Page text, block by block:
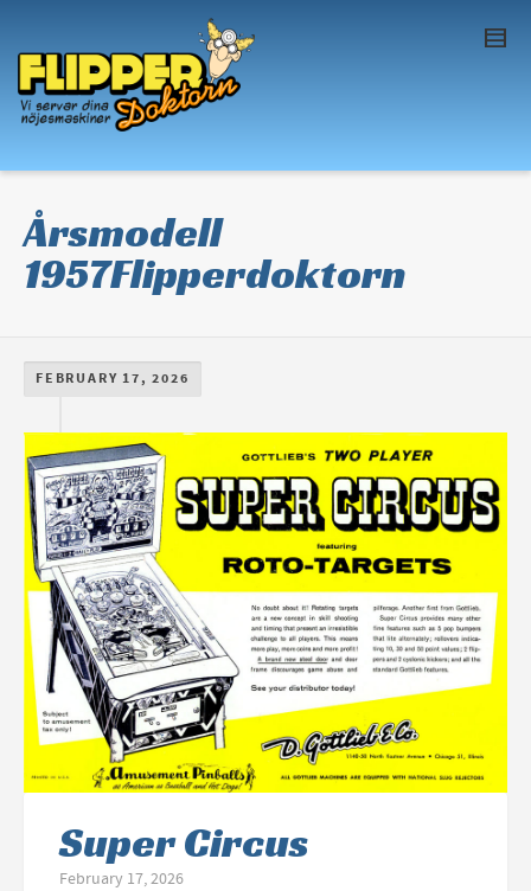
product
. Show
me thecolour
Årsmodell
1957Flipperdoktorn
FEBRUARY 17, 2026
Super Circus
February 17, 2026